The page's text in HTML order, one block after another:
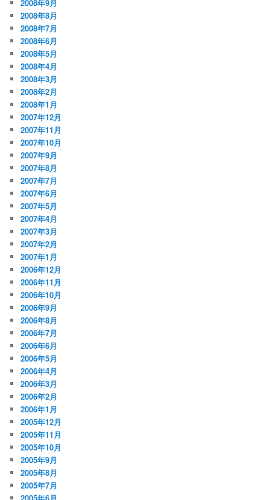
2008年9月
2008年8月
2008年7月
2008年6月
2008年5月
2008年4月
2008年3月
2008年2月
2008年1月
2007年12月
2007年11月
2007年10月
2007年9月
2007年8月
2007年7月
2007年6月
2007年5月
2007年4月
2007年3月
2007年2月
2007年1月
2006年12月
2006年11月
2006年10月
2006年9月
2006年8月
2006年7月
2006年6月
2006年5月
2006年4月
2006年3月
2006年2月
2006年1月
2005年12月
2005年11月
2005年10月
2005年9月
2005年8月
2005年7月
2005年6月